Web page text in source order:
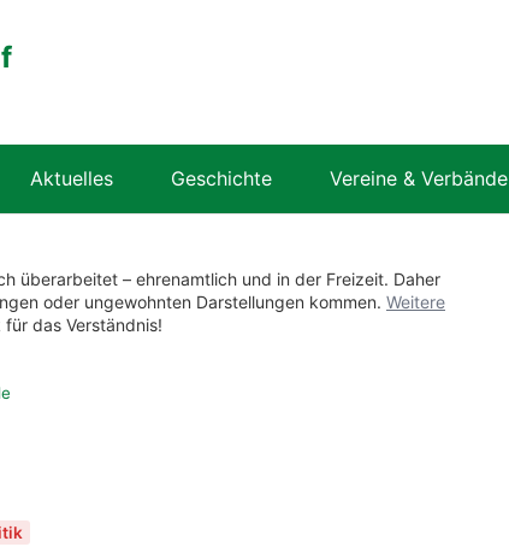
Aktuelles Geschichte Vereine & Verbände
überarbeitet – ehrenamtlich und in der Freizeit. Daher
oder ungewohnten Darstellungen kommen. Weitere
für das Verständnis!